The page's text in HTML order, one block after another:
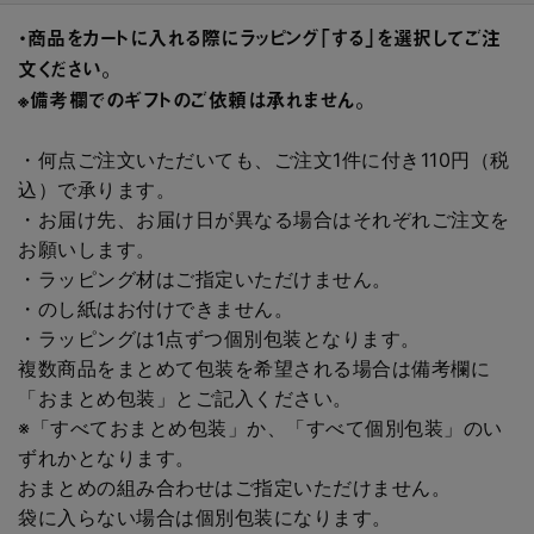
・商品をカートに入れる際にラッピング「する」を選択してご注
文ください。
※備考欄でのギフトのご依頼は承れません。
・何点ご注文いただいても、ご注文1件に付き110円（税
込）で承ります。
・お届け先、お届け日が異なる場合はそれぞれご注文を
お願いします。
・ラッピング材はご指定いただけません。
・のし紙はお付けできません。
・ラッピングは1点ずつ個別包装となります。
複数商品をまとめて包装を希望される場合は備考欄に
「おまとめ包装」とご記入ください。
※「すべておまとめ包装」か、「すべて個別包装」のい
ずれかとなります。
おまとめの組み合わせはご指定いただけません。
袋に入らない場合は個別包装になります。